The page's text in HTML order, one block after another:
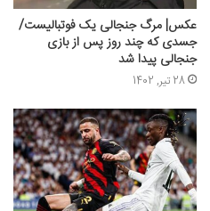
عکس| مرگ جنجالی یک فوتبالیست/
جسدی که چند روز پس از بازی
جنجالی پیدا شد
28 تیر, 1402